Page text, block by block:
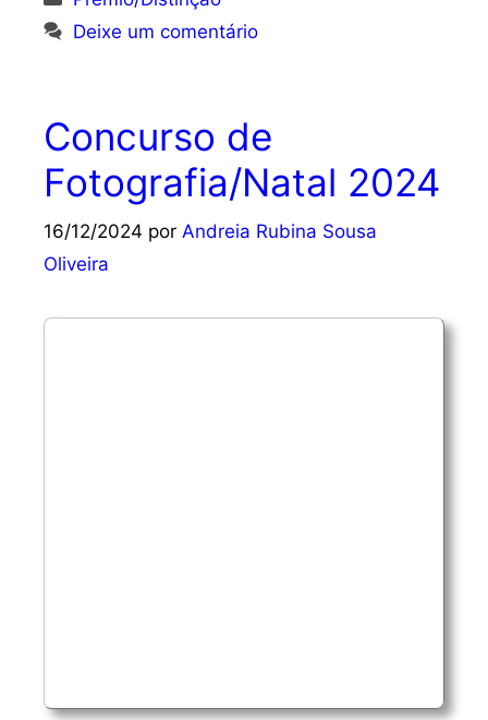
Deixe um comentário
Concurso de
Fotografia/Natal 2024
16/12/2024 por Andreia Rubina Sousa
Oliveira